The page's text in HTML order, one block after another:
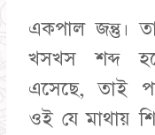
একপাল জন্তু।
খসখস শব্দ
এসেছে, তাই
ওই যে মাথায়